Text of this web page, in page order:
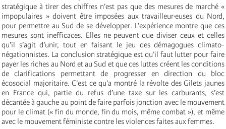
stratégique à tirer des chiffres n’est pas que des mesures de marché «
impopulaires » doivent être imposées aux travailleur·euses du Nord,
pour permettre au Sud de se développer. L’expérience montre que ces
mesures sont inefficaces. Elles ne peuvent que diviser ceux et celles
qu’il s’agit d’unir, tout en faisant le jeu des démagogues climato-
négationnistes. La conclusion stratégique est qu’il faut lutter pour faire
payer les riches au Nord et au Sud et que ces luttes créent les conditions
de clarifications permettant de progresser en direction du bloc
écosocial majoritaire. C’est ce qu’a montré la révolte des Gilets jaunes
en France qui, partie du refus d’une taxe sur les carburants, s’est
décantée à gauche au point de faire parfois jonction avec le mouvement
pour le climat (« fin du monde, fin du mois, même combat »), et même
avec le mouvement féministe contre les violences faites aux femmes.